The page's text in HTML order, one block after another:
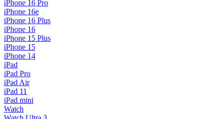
iPhone 16 Pro
iPhone 16e
iPhone 16 Plus
iPhone 16
iPhone 15 Plus
iPhone 15
iPhone 14
iPad
iPad Pro
iPad Air
iPad 11
iPad mini
Watch